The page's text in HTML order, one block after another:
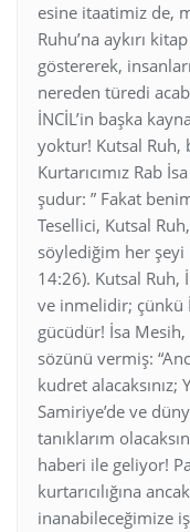
esine itaatimiz de,
Ruhu’na aykırı
göstererek,
nereden türedi
İNCİL’in başka
yoktur! Kutsal Ruh,
Kurtarıcımız Rab
şudur: ” Fakat
Tesellici, Kutsal
söylediğim her şeyi
14:26). Kutsal Ruh,
ve inmelidir; çünkü
gücüdür! İsa
sözünü vermiş:
kudret alacaksınız;
Samiriye’de ve
tanıklarım
haberi ile geliyor!
kurtarıcılığına
inanabileceğimize